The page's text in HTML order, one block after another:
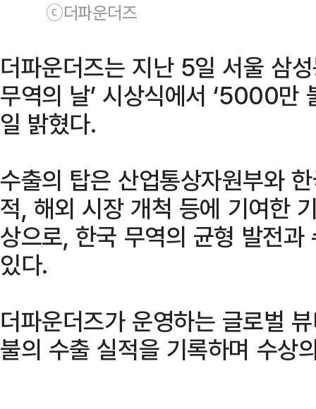
ⓒ더파운더즈
더파운더즈는 지난 5일 서울 삼
무역의 날’ 시상식에서 ‘5000만
일 밝혔다.
수출의 탑은 산업통상자원부와
적, 해외 시장 개척 등에 기여한
상으로, 한국 무역의 균형 발전
있다.
더파운더즈가 운영하는 글로벌
불의 수출 실적을 기록하며 수상